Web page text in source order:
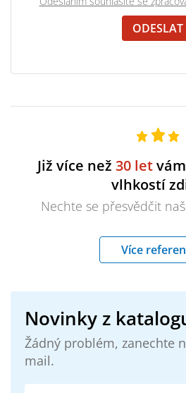
Již více než 30 let
vlhkostí
Nechte se přesvědčit
Více
Novinky z
Žádný problém, zanechte
mail.